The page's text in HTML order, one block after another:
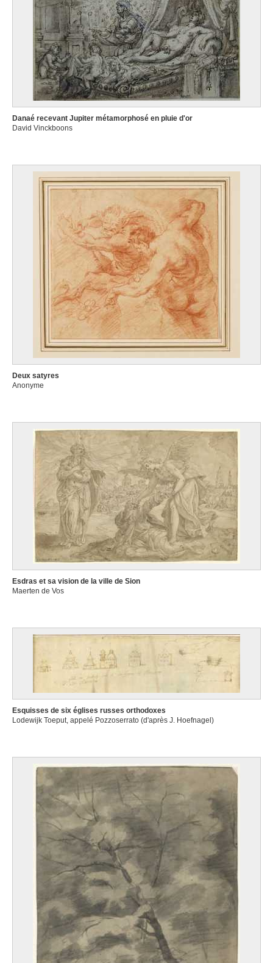
Danaé recevant Jupiter métamorphosé en pluie d'or
David Vinckboons
Deux satyres
Anonyme
Esdras et sa vision de la ville de Sion
Maerten de Vos
Esquisses de six églises russes orthodoxes
Lodewijk Toeput, appelé Pozzoserrato (d'après J. Hoefnagel)